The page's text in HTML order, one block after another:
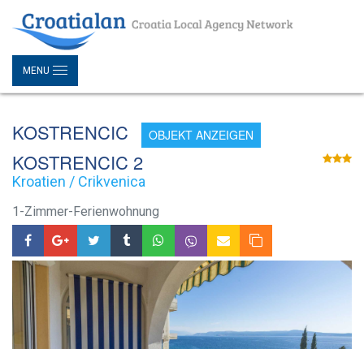
MENU
KOSTRENCIC OBJEKT ANZEIGEN
KOSTRENCIC 2
Kroatien / Crikvenica
1-Zimmer-Ferienwohnung